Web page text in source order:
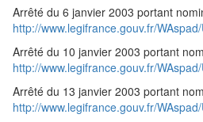
Arrêté du 6 janvier 2003 portant
http://www.legifrance.gouv.fr/
Arrêté du 10 janvier 2003 portant
http://www.legifrance.gouv.fr/
Arrêté du 13 janvier 2003 portant
http://www.legifrance.gouv.fr/